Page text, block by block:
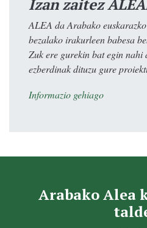
Izan zaitez
ALEA da Arabako
bezalako irakurleen babesa
Zuk ere gurekin bat egin nahi
ezberdinak dituzu gure
Informazio gehiago
Arabako Alea